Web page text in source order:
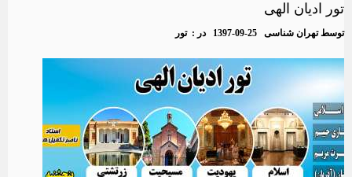
تور ادیان الهی
توسطتهران شناسی 1397-09-25 در :تور